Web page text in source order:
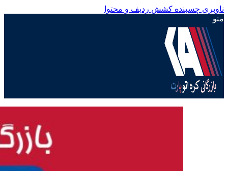
ناوبری چسبنده کشش ردیف و محتوا
منو